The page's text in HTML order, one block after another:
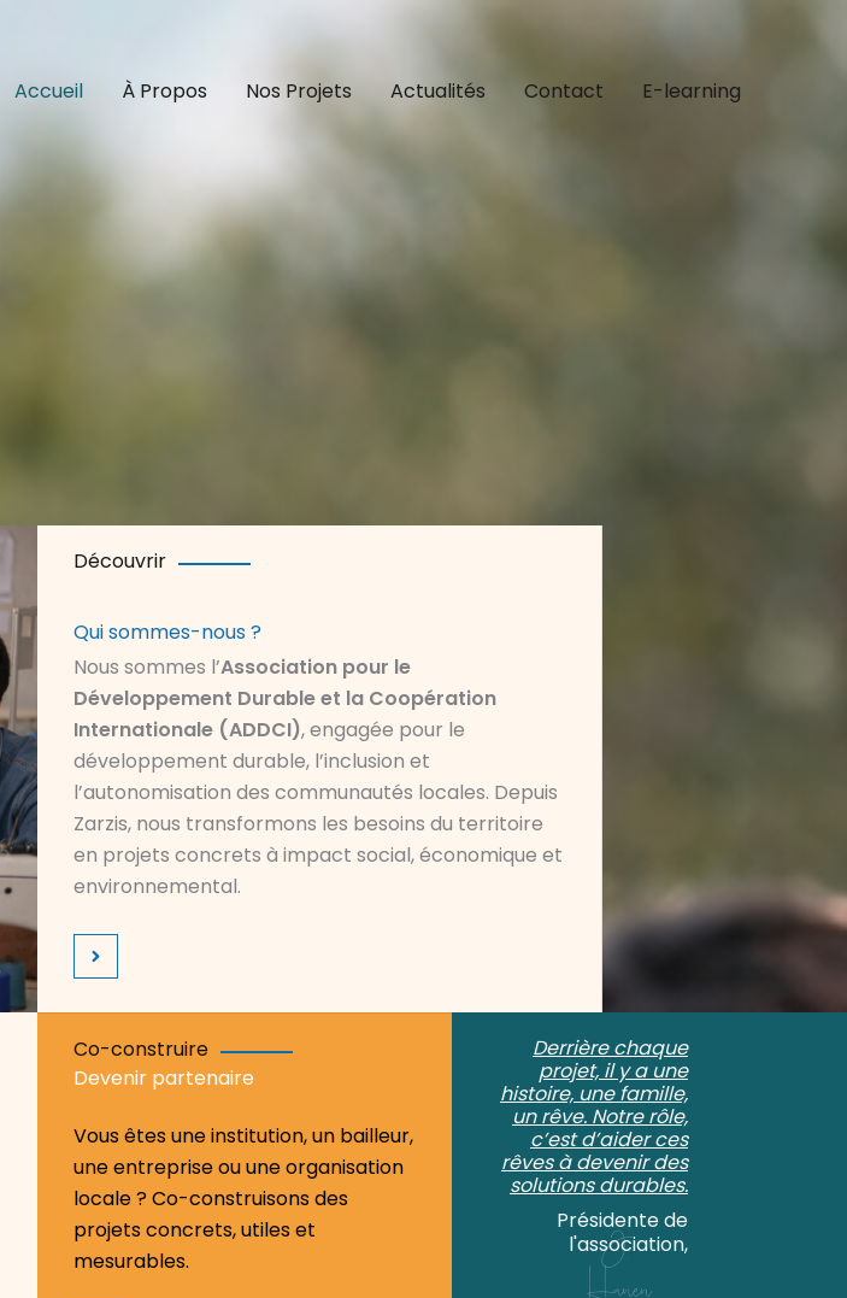
Accueil À Propos Nos Projets Actualités Contact E-learning
Découvrir
Qui sommes-nous ?
Nous sommes l’Association pour le
Développement Durable et la Coopération
Internationale (ADDCI), engagée pour le
développement durable, l’inclusion et
l’autonomisation des communautés locales. Depuis
Zarzis, nous transformons les besoins du territoire
en projets concrets à impact social, économique et
environnemental.
Co-construire
Devenir partenaire
Vous êtes une institution, un bailleur,
une entreprise ou une organisation
locale ? Co-construisons des
projets concrets, utiles et
mesurables.
Derrière chaque
projet, il y a une
histoire, une famille,
un rêve. Notre rôle,
c’est d’aider ces
rêves à devenir des
solutions durables.
Présidente de
l'association,